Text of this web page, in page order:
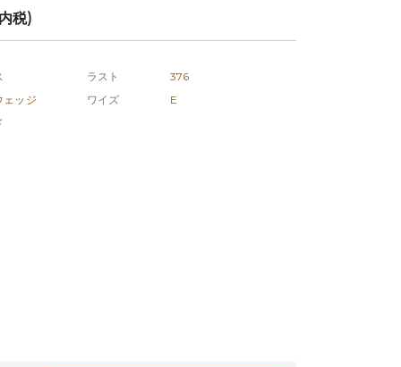
税)
ラスト
376
ェッジ
ワイズ
E